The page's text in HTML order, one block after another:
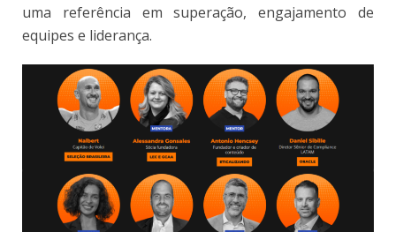
uma referência em superação, engajamento de
equipes e liderança.